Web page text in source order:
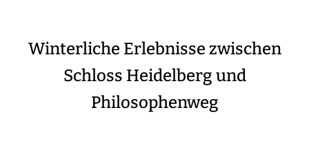
Winterliche Erlebnisse zwischen
Schloss Heidelberg und
Philosophenweg